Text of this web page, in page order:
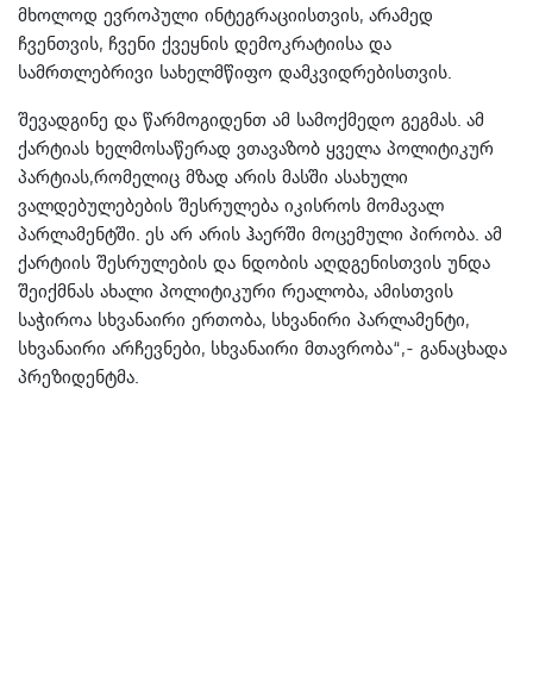
მხოლოდ ევროპული ინტეგრაციისთვის, არამედ
ჩვენთვის, ჩვენი ქვეყნის დემოკრატიისა და
სამრთლებრივი სახელმწიფო დამკვიდრებისთვის.
შევადგინე და წარმოგიდენთ ამ სამოქმედო გეგმას. ამ
ქარტიას ხელმოსაწერად ვთავაზობ ყველა პოლიტიკურ
პარტიას,რომელიც მზად არის მასში ასახული
ვალდებულებების შესრულება იკისროს მომავალ
პარლამენტში. ეს არ არის ჰაერში მოცემული პირობა. ამ
ქარტიის შესრულების და ნდობის აღდგენისთვის უნდა
შეიქმნას ახალი პოლიტიკური რეალობა, ამისთვის
საჭიროა სხვანაირი ერთობა, სხვანირი პარლამენტი,
სხვანაირი არჩევნები, სხვანაირი მთავრობა“,- განაცხადა
პრეზიდენტმა.